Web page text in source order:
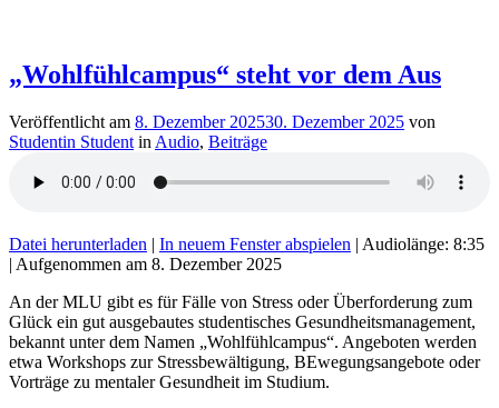
„Wohlfühlcampus“ steht vor dem Aus
Veröffentlicht am 8. Dezember 202530. Dezember 2025 von
Studentin Student in Audio, Beiträge
Datei herunterladen | In neuem Fenster abspielen | Audiolänge: 8:35
| Aufgenommen am 8. Dezember 2025
An der MLU gibt es für Fälle von Stress oder Überforderung zum
Glück ein gut ausgebautes studentisches Gesundheitsmanagement,
bekannt unter dem Namen „Wohlfühlcampus“. Angeboten werden
etwa Workshops zur Stressbewältigung, BEwegungsangebote oder
Vorträge zu mentaler Gesundheit im Studium.